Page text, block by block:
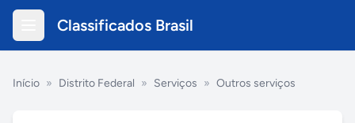
Classificados Brasil
Início » Distrito Federal » Serviços » Outros serviços